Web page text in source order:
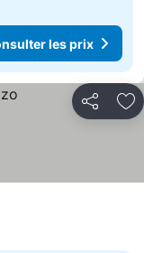
les prix
Partager
les prix